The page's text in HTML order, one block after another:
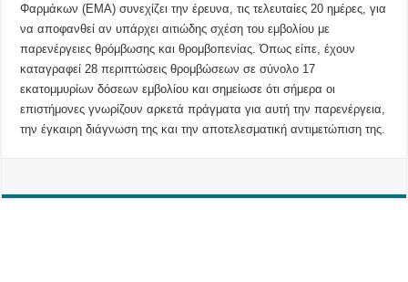
Φαρμάκων (ΕΜΑ) συνεχίζει την έρευνα, τις τελευταίες 20 ημέρες, για
να αποφανθεί αν υπάρχει αιτιώδης σχέση του εμβολίου με
παρενέργειες θρόμβωσης και θρομβοπενίας. Όπως είπε, έχουν
καταγραφεί 28 περιπτώσεις θρομβώσεων σε σύνολο 17
εκατομμυρίων δόσεων εμβολίου και σημείωσε ότι σήμερα οι
επιστήμονες γνωρίζουν αρκετά πράγματα για αυτή την παρενέργεια,
την έγκαιρη διάγνωση της και την αποτελεσματική αντιμετώπιση της.